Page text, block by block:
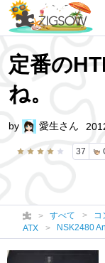
定番の
ね。
37
by 愛生さん
すべて コ
ATX
NSK2480